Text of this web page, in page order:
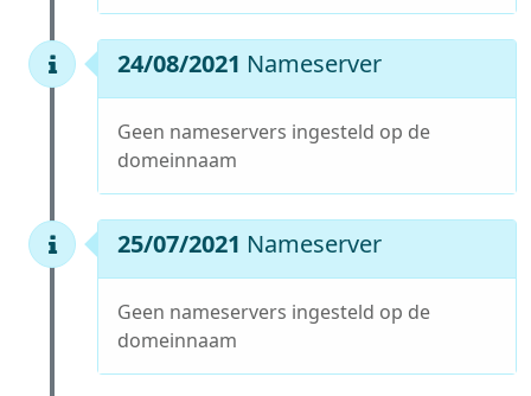
24/08/2021 Nameserver
Geen nameservers ingesteld op de
domeinnaam
25/07/2021 Nameserver
Geen nameservers ingesteld op de
domeinnaam